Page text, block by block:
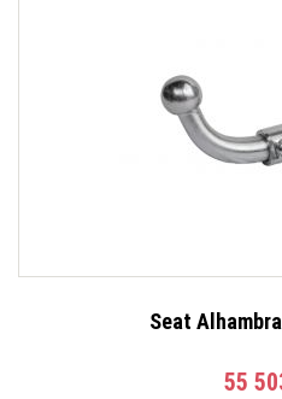
Seat
55